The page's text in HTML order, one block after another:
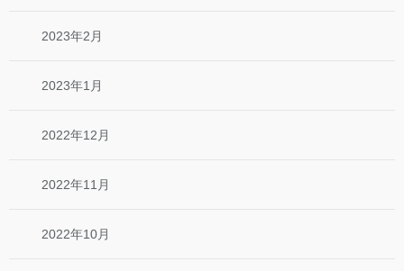
2023年2月
2023年1月
2022年12月
2022年11月
2022年10月